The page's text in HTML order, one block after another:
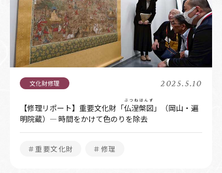
2025.5.10
【修理リポート】重要文化財「仏涅槃図
ぶつねはんず
」（岡山・遍
明院蔵）― 時間をかけて色のりを除去
＃重要文化財 ＃修理